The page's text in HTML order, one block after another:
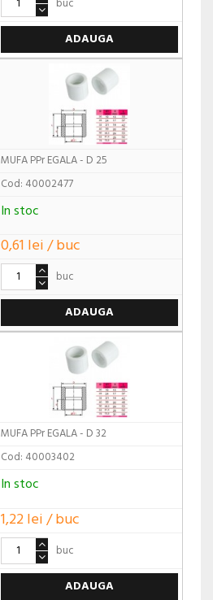
ADAUGA
MUFA PPr EGALA - D 25
Cod: 40002477
In stoc
0,61 lei / buc
buc
ADAUGA
MUFA PPr EGALA - D 32
Cod: 40003402
In stoc
1,22 lei / buc
buc
ADAUGA